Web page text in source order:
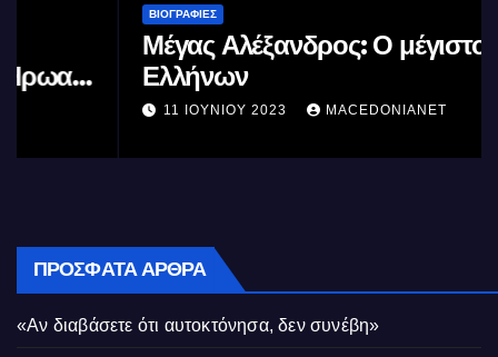
Μέγας Αλέξανδρος: Ο μέγιστος των
Ελλήνων
11 ΙΟΥΝΊΟΥ 2023 MACEDONIANET
ΠΡΌΣΦΑΤΑ ΆΡΘΡΑ
«Αν διαβάσετε ότι αυτοκτόνησα, δεν συνέβη»